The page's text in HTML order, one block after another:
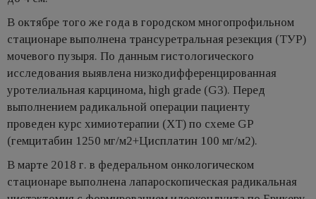
В октябре того же года в городском многопрофильном
стационаре выполнена трансуретральная резекция (ТУР)
мочевого пузыря. По данным гистологического
исследования выявлена низкодифференцированная
уротелиальная карцинома, high grаde (G3). Перед
выполнением радикальной операции пациенту
проведен курс химиотерапии (ХТ) по схеме GP
(гемцитабин 1250 мг/м2+Цисплатин 100 мг/м2).
В марте 2018 г. в федеральном онкологическом
стационаре выполнена лапароскопическая радикальная